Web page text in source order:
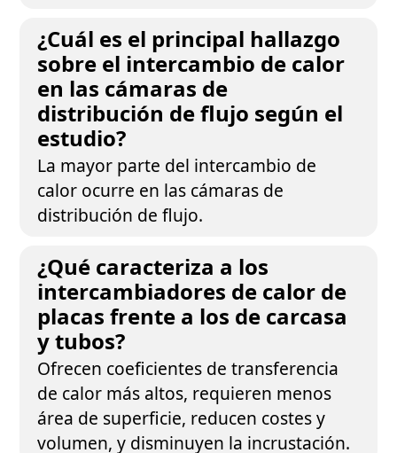
¿Cuál es el principal hallazgo
sobre el intercambio de calor
en las cámaras de
distribución de flujo según el
estudio?
La mayor parte del intercambio de
calor ocurre en las cámaras de
distribución de flujo.
¿Qué caracteriza a los
intercambiadores de calor de
placas frente a los de carcasa
y tubos?
Ofrecen coeficientes de transferencia
de calor más altos, requieren menos
área de superficie, reducen costes y
volumen, y disminuyen la incrustación.